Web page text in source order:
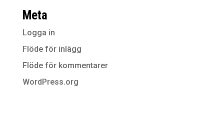
Meta
Logga in
Flöde för inlägg
Flöde för kommentarer
WordPress.org